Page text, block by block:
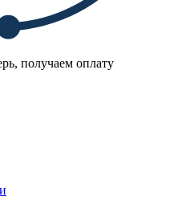
получаем оплату